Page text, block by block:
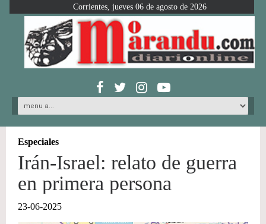
Corrientes, jueves 06 de agosto de 2026
Especiales
Irán-Israel: relato de guerra
en primera persona
23-06-2025